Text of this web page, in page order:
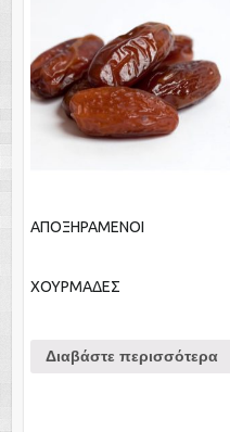
ΑΠΟΞΗΡΑΜΕΝΟΙ
ΧΟΥΡΜΑΔΕΣ
Διαβάστε περισσότερα